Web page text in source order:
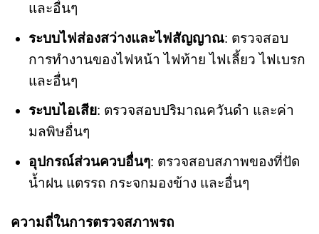
และอื่นๆ
ระบบไฟส่องสว่างและไฟสัญญาณ: ตรวจสอบ
การทำงานของไฟหน้า ไฟท้าย ไฟเลี้ยว ไฟเบรก
และอื่นๆ
ระบบไอเสีย: ตรวจสอบปริมาณควันดำ และค่า
มลพิษอื่นๆ
อุปกรณ์ส่วนควบอื่นๆ: ตรวจสอบสภาพของที่ปัด
น้ำฝน แตรรถ กระจกมองข้าง และอื่นๆ
ความถี่ในการตรวจสภาพรถ